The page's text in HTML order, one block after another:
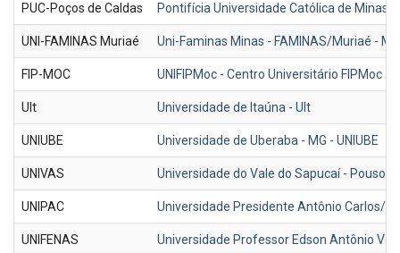
PUC-Poços de Caldas Pontifícia Universidade Católica de Minas
UNI-FAMINAS Muriaé Uni-Faminas Minas - FAMINAS/Muriaé - MG
FIP-MOC UNIFIPMoc - Centro Universitário FIPMoc
UIt Universidade de Itaúna - UIt
UNIUBE Universidade de Uberaba - MG - UNIUBE
UNIVAS Universidade do Vale do Sapucaí - Pouso
UNIPAC Universidade Presidente Antônio Carlos/
UNIFENAS Universidade Professor Edson Antônio